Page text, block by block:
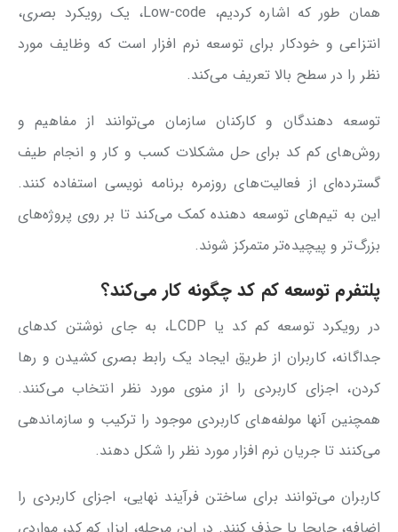
همان طور که اشاره کردیم، Low-code، یک رویکرد بصری،
انتزاعی و خودکار برای توسعه نرم افزار است که وظایف مورد
نظر را در سطح بالا تعریف می‌کند.
توسعه دهندگان و کارکنان سازمان می‌توانند از مفاهیم و
روش‌های کم کد برای حل مشکلات کسب و کار و انجام طیف
گسترده‌ای از فعالیت‌های روزمره برنامه نویسی استفاده کنند.
این به تیم‌های توسعه دهنده کمک می‌کند تا بر روی پروژه‌های
بزرگ‌تر و پیچیده‌تر متمرکز شوند.
پلتفرم توسعه کم کد چگونه کار می‌کند؟
در رویکرد توسعه کم کد یا LCDP، به جای نوشتن کدهای
جداگانه، کاربران از طریق ایجاد یک رابط بصری کشیدن و رها
کردن، اجزای کاربردی را از منوی مورد نظر انتخاب می‌کنند.
همچنین آنها مولفه‌های کاربردی موجود را ترکیب و سازماندهی
می‌کنند تا جریان نرم افزار مورد نظر را شکل دهند.
کاربران می‌توانند برای ساختن فرآیند نهایی، اجزای کاربردی را